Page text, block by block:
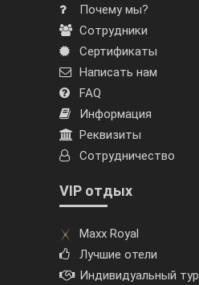
Почему мы?
Сотрудники
Сертификаты
Написать нам
FAQ
Информация
Реквизиты
Сотрудничество
VIP отдых
Maxx Royal
Лучшие отели
Индивидуальный тур